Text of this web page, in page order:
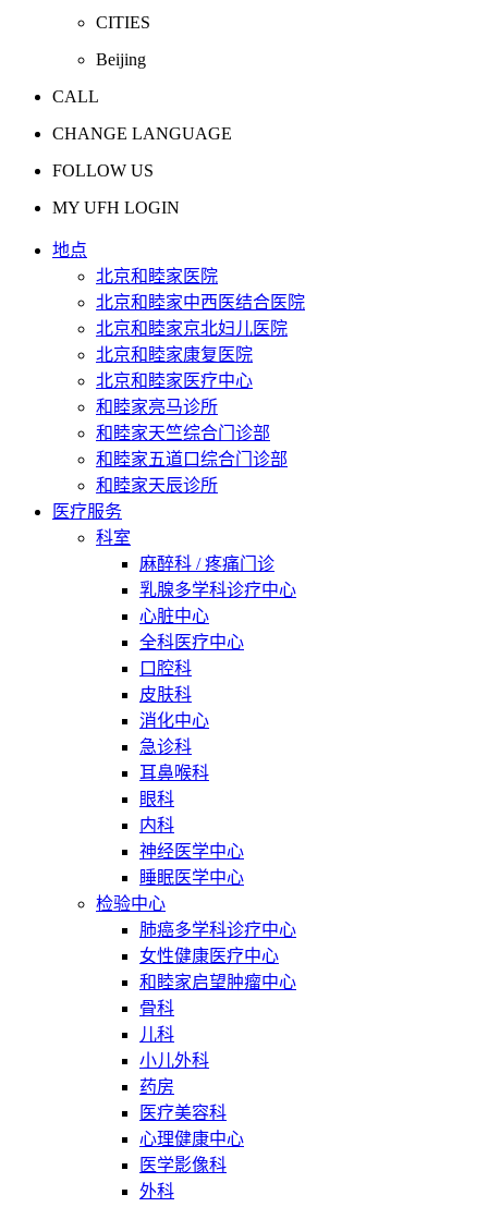
CITIES
Beijing
CALL
CHANGE LANGUAGE
FOLLOW US
MY UFH LOGIN
地点
北京和睦家医院
北京和睦家中西医结合医院
北京和睦家京北妇儿医院
北京和睦家康复医院
北京和睦家医疗中心
和睦家亮马诊所
和睦家天竺综合门诊部
和睦家五道口综合门诊部
和睦家天辰诊所
医疗服务
科室
麻醉科 / 疼痛门诊
乳腺多学科诊疗中心
心脏中心
全科医疗中心
口腔科
皮肤科
消化中心
急诊科
耳鼻喉科
眼科
内科
神经医学中心
睡眠医学中心
检验中心
肺癌多学科诊疗中心
女性健康医疗中心
和睦家启望肿瘤中心
骨科
儿科
小儿外科
药房
医疗美容科
心理健康中心
医学影像科
外科